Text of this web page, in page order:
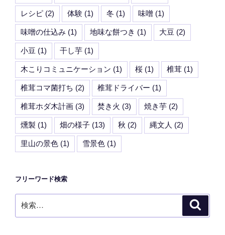
レシピ (2) 体験 (1) 冬 (1) 味噌 (1)
味噌の仕込み (1) 地味な餅つき (1) 大豆 (2)
小豆 (1) 干し芋 (1)
木こりコミュニケーション (1) 桜 (1) 椎茸 (1)
椎茸コマ菌打ち (2) 椎茸ドライバー (1)
椎茸ホダ木計画 (3) 焚き火 (3) 焼き芋 (2)
燻製 (1) 畑の様子 (13) 秋 (2) 縄文人 (2)
里山の景色 (1) 雪景色 (1)
フリーワード検索
索: